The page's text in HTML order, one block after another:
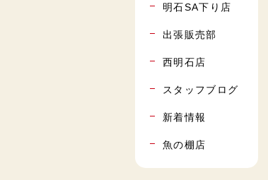
明石SA下り店
出張販売部
西明石店
スタッフブログ
新着情報
魚の棚店